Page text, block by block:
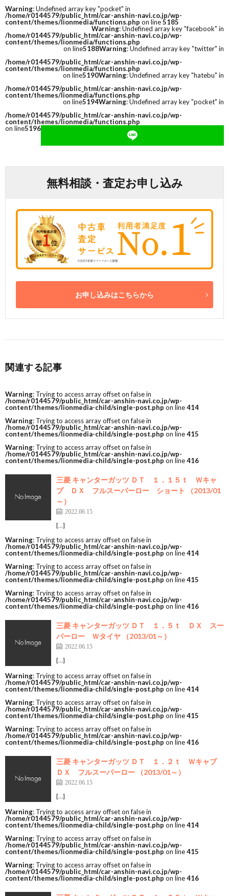
Warning: Undefined array key "pocket" in
/home/r0144579/public_html/car-anshin-navi.co.jp/wp-
content/themes/lionmedia/functions.php on line5185
Warning: Undefined array key "facebook" in
/home/r0144579/public_html/car-anshin-navi.co.jp/wp-
content/themes/lionmedia/functions.php
on line5188Warning: Undefined array key "twitter" in
/home/r0144579/public_html/car-anshin-navi.co.jp/wp-
content/themes/lionmedia/functions.php
on line5190Warning: Undefined array key "hatebu" in
/home/r0144579/public_html/car-anshin-navi.co.jp/wp-
content/themes/lionmedia/functions.php
on line5194Warning: Undefined array key "pocket" in
/home/r0144579/public_html/car-anshin-navi.co.jp/wp-
content/themes/lionmedia/functions.php
on line5196
無料相談・査定お申し込み
お申し込みはこちらから
関連する記事
Warning: Trying to access array offset on false in
/home/r0144579/public_html/car-anshin-navi.co.jp/wp-
content/themes/lionmedia-child/single-post.php on line414
Warning: Trying to access array offset on false in
/home/r0144579/public_html/car-anshin-navi.co.jp/wp-
content/themes/lionmedia-child/single-post.php on line415
Warning: Trying to access array offset on false in
/home/r0144579/public_html/car-anshin-navi.co.jp/wp-
content/themes/lionmedia-child/single-post.php on line416
三菱 キャンターガッツ ＤＴ １．１５ｔ Ｗキャ
ブ ＤＸ フルスーパーロー ショート （2013/01
～）
2022.06.15
[…]
Warning: Trying to access array offset on false in
/home/r0144579/public_html/car-anshin-navi.co.jp/wp-
content/themes/lionmedia-child/single-post.php on line414
Warning: Trying to access array offset on false in
/home/r0144579/public_html/car-anshin-navi.co.jp/wp-
content/themes/lionmedia-child/single-post.php on line415
Warning: Trying to access array offset on false in
/home/r0144579/public_html/car-anshin-navi.co.jp/wp-
content/themes/lionmedia-child/single-post.php on line416
三菱 キャンターガッツ ＤＴ １．５ｔ ＤＸ スー
パーロー Ｗタイヤ （2013/01～）
2022.06.15
[…]
Warning: Trying to access array offset on false in
/home/r0144579/public_html/car-anshin-navi.co.jp/wp-
content/themes/lionmedia-child/single-post.php on line414
Warning: Trying to access array offset on false in
/home/r0144579/public_html/car-anshin-navi.co.jp/wp-
content/themes/lionmedia-child/single-post.php on line415
Warning: Trying to access array offset on false in
/home/r0144579/public_html/car-anshin-navi.co.jp/wp-
content/themes/lionmedia-child/single-post.php on line416
三菱 キャンターガッツ ＤＴ １．２ｔ Ｗキャブ
ＤＸ フルスーパーロー （2013/01～）
2022.06.15
[…]
Warning: Trying to access array offset on false in
/home/r0144579/public_html/car-anshin-navi.co.jp/wp-
content/themes/lionmedia-child/single-post.php on line414
Warning: Trying to access array offset on false in
/home/r0144579/public_html/car-anshin-navi.co.jp/wp-
content/themes/lionmedia-child/single-post.php on line415
Warning: Trying to access array offset on false in
/home/r0144579/public_html/car-anshin-navi.co.jp/wp-
content/themes/lionmedia-child/single-post.php on line416